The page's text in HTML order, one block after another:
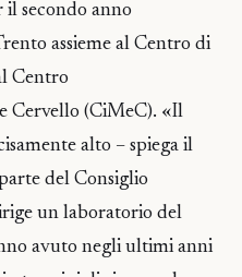
il secondo anno
assieme al Centro di
Centro
Cervello (CiMeC). «Il
alto – spiega il
del Consiglio
un laboratorio del
avuto negli ultimi anni